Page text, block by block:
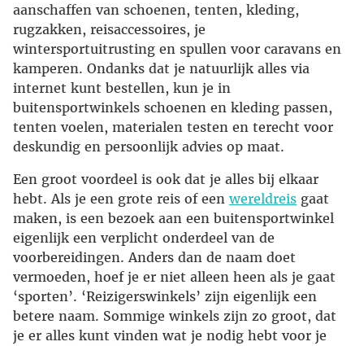
aanschaffen van schoenen, tenten, kleding,
rugzakken, reisaccessoires, je
wintersportuitrusting en spullen voor caravans en
kamperen. Ondanks dat je natuurlijk alles via
internet kunt bestellen, kun je in
buitensportwinkels schoenen en kleding passen,
tenten voelen, materialen testen en terecht voor
deskundig en persoonlijk advies op maat.
Een groot voordeel is ook dat je alles bij elkaar
hebt. Als je een grote reis of een wereldreis gaat
maken, is een bezoek aan een buitensportwinkel
eigenlijk een verplicht onderdeel van de
voorbereidingen. Anders dan de naam doet
vermoeden, hoef je er niet alleen heen als je gaat
‘sporten’. ‘Reizigerswinkels’ zijn eigenlijk een
betere naam. Sommige winkels zijn zo groot, dat
je er alles kunt vinden wat je nodig hebt voor je